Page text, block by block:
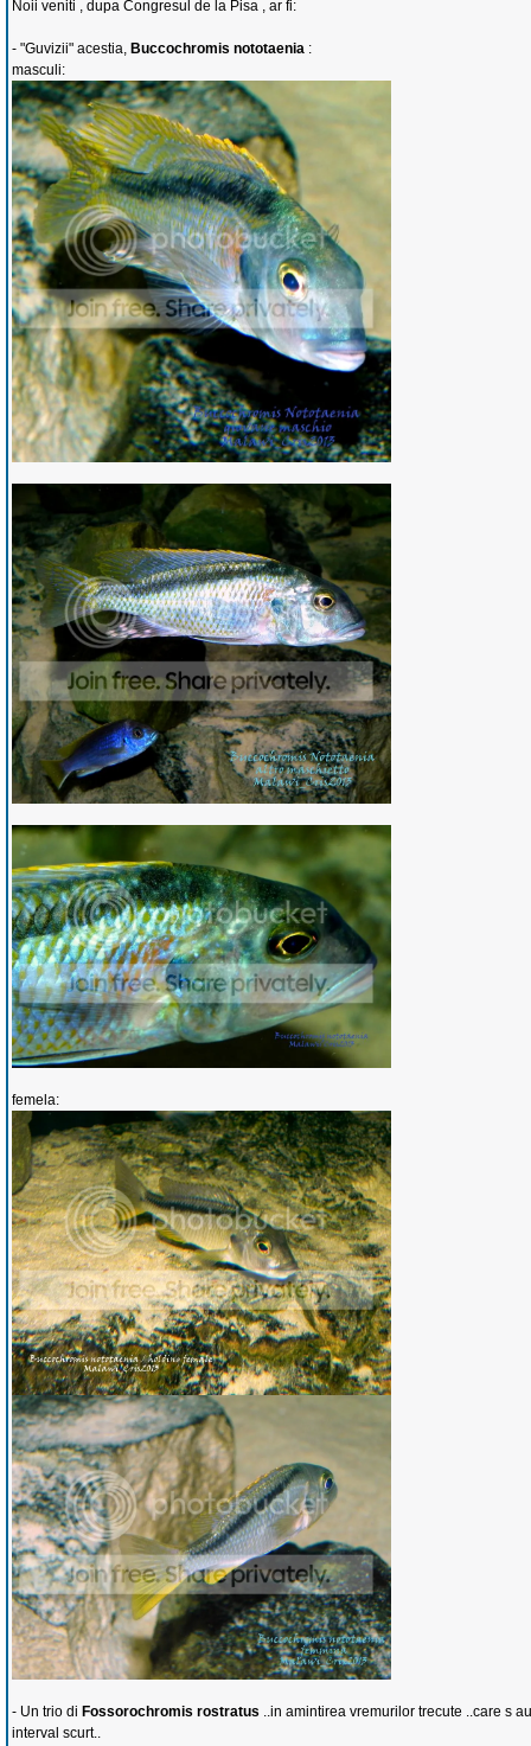
Noii veniti , dupa Congresul de la Pisa , ar fi:
- "Guvizii" acestia, Buccochromis nototaenia :
masculi:
femela:
- Un trio di Fossorochromis rostratus ..in amintirea vremurilor trecute ..care s
interval scurt..